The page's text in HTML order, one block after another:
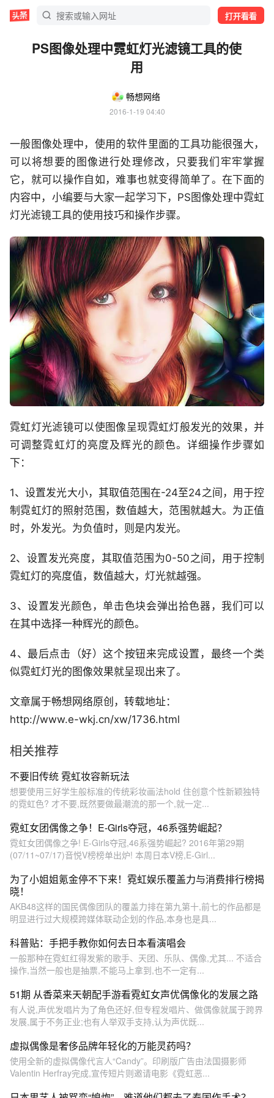
打开看看
PS图像处理中霓虹灯光滤镜工具的使
用
畅想网络
2016-1-19 04:40
一般图像处理中，使用的软件里面的工具功能很强大，
可以将想要的图像进行处理修改，只要我们牢牢掌握
它，就可以操作自如，难事也就变得简单了。在下面的
内容中，小编要与大家一起学习下，PS图像处理中霓虹
灯光滤镜工具的使用技巧和操作步骤。
霓虹灯光滤镜可以使图像呈现霓虹灯般发光的效果，并
可调整霓虹灯的亮度及辉光的颜色。详细操作步骤如
下：
1、设置发光大小，其取值范围在-24至24之间，用于控
制霓虹灯的照射范围，数值越大，范围就越大。为正值
时，外发光。为负值时，则是内发光。
2、设置发光亮度，其取值范围为0-50之间，用于控制
霓虹灯的亮度值，数值越大，灯光就越强。
3、设置发光颜色，单击色块会弹出拾色器，我们可以
在其中选择一种辉光的颜色。
4、最后点击（好）这个按钮来完成设置，最终一个类
似霓虹灯光的图像效果就呈现出来了。
文章属于畅想网络原创，转载地址：
http://www.e-wkj.cn/xw/1736.html
相关推荐
不要旧传统 霓虹妆容新玩法
想要使用三好学生般标准的传统彩妆画法hold 住创意个性新颖独特
的霓虹色? 才不要,既然要做最潮流的那一个,就一定...
霓虹女团偶像之争！E-Girls夺冠，46系强势崛起？
霓虹女团偶像之争! E-Girls夺冠,46系强势崛起? 2016年第29期
(07/11~07/17)音悦V榜榜单出炉! 本周日本V榜,E-Girl...
为了小姐姐氪金停不下来！霓虹娱乐覆盖力与消费排行榜揭
晓！
AKB48这样的国民偶像团队的覆盖力排在第九第十,前七的作品都是
明显进行过大规模跨媒体联动企划的作品,本身也是具...
科普贴：手把手教你如何去日本看演唱会
一般那种在霓虹红得发紫的歌手、天团、乐队、偶像,尤其... 不适合
操作,当然一般也是抽票,不能马上拿到,也不一定有...
51期 从香菜来天朝配手游看霓虹女声优偶像化的发展之路
有人说,声优发唱片为了角色还好,但专程发唱片、做偶像就属于跨界
发展,属于不务正业;也有人举双手支持,认为声优既...
虚拟偶像是奢侈品牌年轻化的万能灵药吗？
使用全新的虚拟偶像代言人“Candy”。印刷版广告由法国摄影师
Valentin Herfray完成,宣传短片则邀请电影《霓虹恶...